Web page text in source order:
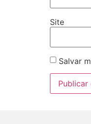
Site
Salvar